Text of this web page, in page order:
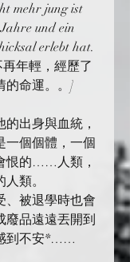
mehr jung ist
und ein
erlebt hat.
年輕，經歷了
的命運。。]
出身與血統，
一個個體，一個
恨的……人類，
類。
、被退學時也會
廢品遠遠丟開到
到不安*……